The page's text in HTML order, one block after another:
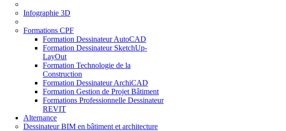
Infographie 3D
Formations CPF
Formation Dessinateur AutoCAD
Formation Dessinateur SketchUp-
LayOut
Formation Technologie de la
Construction
Formation Dessinateur ArchiCAD
Formation Gestion de Projet Bâtiment
Formations Professionnelle Dessinateur
REVIT
Alternance
Dessinateur BIM en bâtiment et architecture